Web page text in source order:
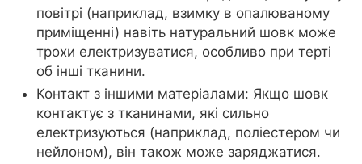
повітрі (наприклад, взимку в опалюваному
приміщенні) навіть натуральний шовк може
трохи електризуватися, особливо при терті
об інші тканини.
Контакт з іншими матеріалами: Якщо шовк
контактує з тканинами, які сильно
електризуються (наприклад, поліестером чи
нейлоном), він також може заряджатися.